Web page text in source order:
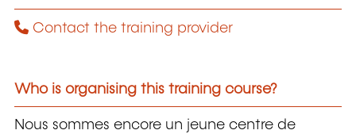
Contact the training provider
Who is organising this training course?
Nous sommes encore un jeune centre de